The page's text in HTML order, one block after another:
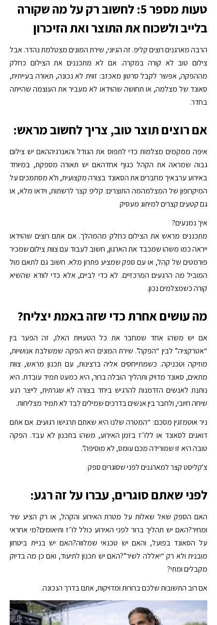
טעות מספר 5: לחשוב רק על מה שקורה
בלייב ולשכוח את התוצר ואת הזיכרון
הרבה מארגנים רוצים קליפ. זה הגיוני, שירת המונים מצטלמת נהדר. אבל
צילום טוב לא קורה במקרה. אם לא מתכננים את הצילום כחלק
מההפקה, אפשר לקבל סרטון מאכזב: זווית לא נכונה, תאורה בעייתית,
סאונד של מצלמה, או תחושה שהוידאו לא מעביר את העוצמה שהייתה
בחדר.
אם רוצים תוצר טוב, צריך לחשוב מראש:
איפה ממקמים מצלמות כדי לתפוס את הגודל והאנרגיההאם יש צילום
גבוה שמראה את הקהל כגוף אחדהאם יש תאורה מספקת, במיוחד
באירוע ערבאיך מחברים את הסאונד בצורה מקצועית, ולא מסתמכים על
המיקרופון של המצלמהמה התוצרים: קליפ קצר לרשתות, וידאו מלא, או
גם קטעים קצרים למיתוג מעסיק
איך נמנעים?
מתכננים מראש את הצילום כחלק מהמהלך. אם אתם רוצים שהוידאו
ייראה כמו משהו שמכבד את הארגון, חשוב לעבוד עם צוות צילום שמכיר
פורמטים של קהל, או עם ספק שמציע פתרון מלא. חשוב גם לתאם מול
המוביל מה הרגעים המרכזיים. לא כדי לביים, אלא כדי לוודא שהשיא
קורה כשמצלמים נכון.
מה עושים אחרת כדי שזה באמת יצליח?
אם יש משהו אחד שמחבר את כל הטעויות האלו, זה הפער בין
“אטרקציה” לבין “הפקה”. שירת המונים היא הפקה שמשלבת אנושיות,
מוזיקה וטכניקה. כשמתייחסים אליה ברצינות, עם תכנון מראש, צוות
מתאים, סאונד מדויק ותהליך הובלה ברור, היא כמעט תמיד עובדת. היא
נותנת לאנשים הזדמנות להרגיש ביחד בצורה לא שגרתית, לייצר רגע
שיחה חיובי, ולחבר בין אנשים בדרכים שמילים לבד לא תמיד מצליחות.
ניר אוטמזגין מסכם: “המטרה שלנו היא שאתם תרגישו רגועים. אם אתם
דואגים לסאונד או ללו״ז בזמן האירוע, משהו בתכנון לא עבד. הפקה
טובה היא זו שמורידה מכם עומס, לא מוסיפה”.
צ'קליסט קצר למארגנים לפני שסוגרים ספק
לפני שאתם סוגרים, עברו על זה רגע:
האם הספק שאל שאלות על מטרת האירוע והקהל, או רק הציע שיר
ומחיר?האם יש תהליך ברור לפני האירוע כולל לו״ז ותיאומים?מי אחראי
על הסאונד בפועל, והאם יש טכנאי שמלווה?האם יש בניית ביטחון
מובנית ולא רק “יאללה לשיר”?האם יש תכנון לתיעוד, ואם כן מה בדיוק
מקבלים ומתי?
אם רוב התשובות שלכם ברורות ומדויקות, אתם בדרך הנכונה.